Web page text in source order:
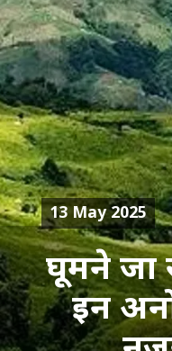
घूमने जा
इन
13 May 2025